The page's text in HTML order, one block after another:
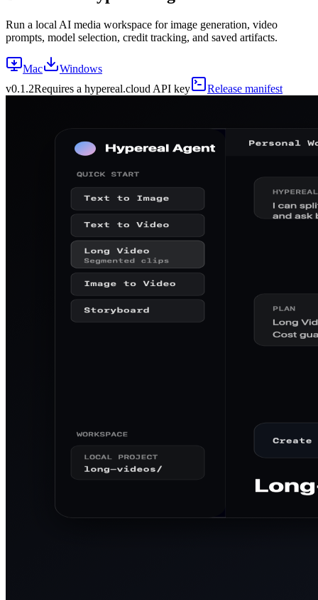
Run a local AI media workspace for image generation, video
prompts, model selection, credit tracking, and saved artifacts.
Mac
Windows
v0.1.2Requires a hypereal.cloud API key Release manifest